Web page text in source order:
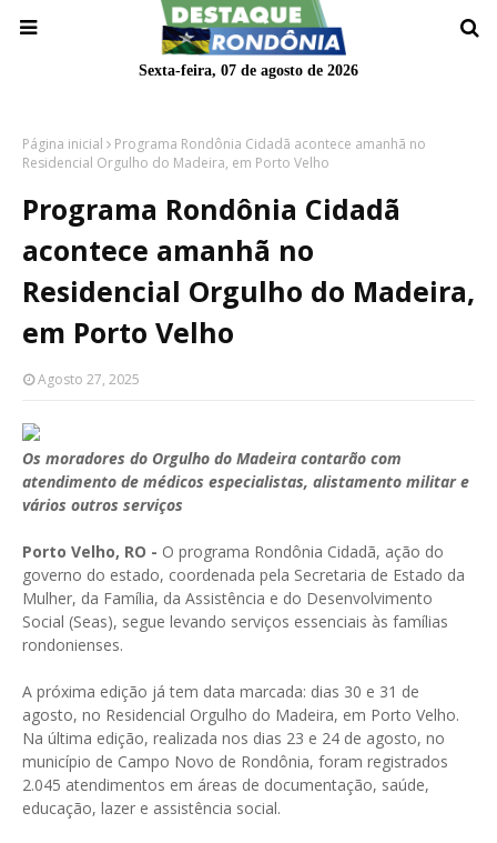
Sexta-feira, 07 de agosto de 2026
Página inicial
Programa Rondônia Cidadã acontece amanhã no
Residencial Orgulho do Madeira, em Porto Velho
Programa Rondônia Cidadã
acontece amanhã no
Residencial Orgulho do Madeira,
em Porto Velho
Agosto 27, 2025
Os moradores do Orgulho do Madeira contarão com
atendimento de médicos especialistas, alistamento militar e
vários outros serviços
Porto Velho, RO - O programa Rondônia Cidadã, ação do
governo do estado, coordenada pela Secretaria de Estado da
Mulher, da Família, da Assistência e do Desenvolvimento
Social (Seas), segue levando serviços essenciais às famílias
rondonienses.
A próxima edição já tem data marcada: dias 30 e 31 de
agosto, no Residencial Orgulho do Madeira, em Porto Velho.
Na última edição, realizada nos dias 23 e 24 de agosto, no
município de Campo Novo de Rondônia, foram registrados
2.045 atendimentos em áreas de documentação, saúde,
educação, lazer e assistência social.